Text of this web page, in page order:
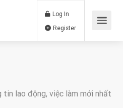
Log In
tin lao động, việc làm mới nhất